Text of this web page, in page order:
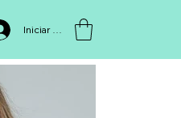
Iniciar sesión